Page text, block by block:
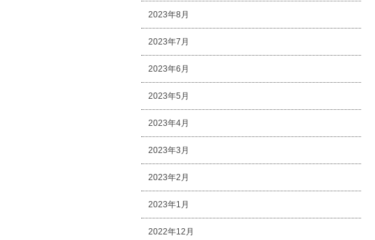
2023年8月
2023年7月
2023年6月
2023年5月
2023年4月
2023年3月
2023年2月
2023年1月
2022年12月